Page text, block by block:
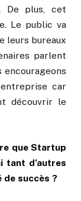
De plus, cet
Le public va
leurs bureaux
parlent
encourageons
car
découvrir le
que Startup
tant d’autres
de succès ?